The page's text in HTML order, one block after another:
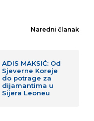
Naredni članak
ADIS MAKSIĆ: Od
Sjeverne Koreje
do potrage za
dijamantima u
Sijera Leoneu